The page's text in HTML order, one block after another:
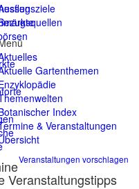
Veranstaltungen vorschlagen
Veranstaltungstipps
Gartenthemen
Index
& Veranstaltungen